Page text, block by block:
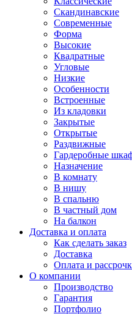
Скандинавские
Современные
Форма
Высокие
Квадратные
Угловые
Низкие
Особенности
Встроенные
Из кладовки
Закрытые
Открытые
Раздвижные
Гардеробные
Назначение
В комнату
В нишу
В спальню
В частный дом
На балкон
Доставка и оплата
Как сделать заказ
Доставка
Оплата и
О компании
Производство
Гарантия
Портфолио